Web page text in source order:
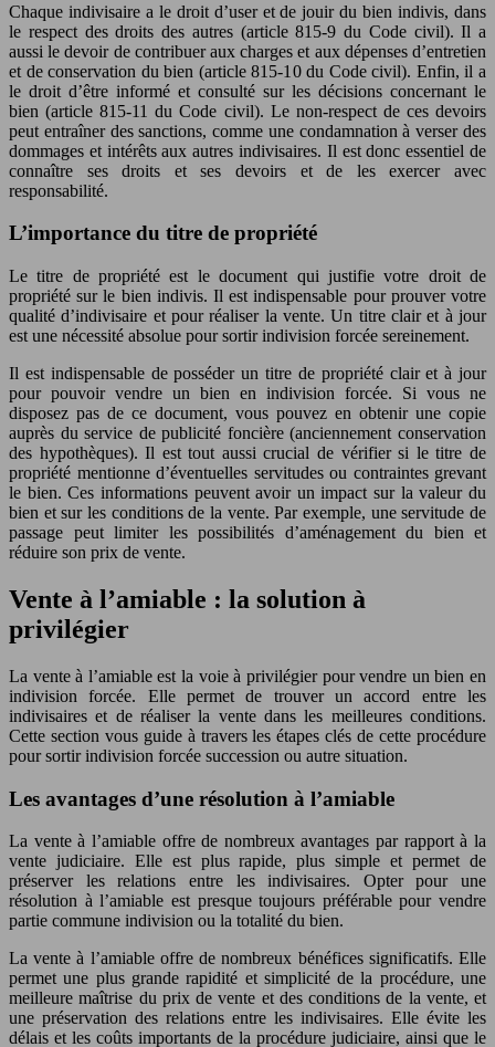
Chaque indivisaire a le droit d’user et de jouir du bien indivis, dans
le respect des droits des autres (article 815-9 du Code civil). Il a
aussi le devoir de contribuer aux charges et aux dépenses d’entretien
et de conservation du bien (article 815-10 du Code civil). Enfin, il a
le droit d’être informé et consulté sur les décisions concernant le
bien (article 815-11 du Code civil). Le non-respect de ces devoirs
peut entraîner des sanctions, comme une condamnation à verser des
dommages et intérêts aux autres indivisaires. Il est donc essentiel de
connaître ses droits et ses devoirs et de les exercer avec
responsabilité.
L’importance du titre de propriété
Le titre de propriété est le document qui justifie votre droit de
propriété sur le bien indivis. Il est indispensable pour prouver votre
qualité d’indivisaire et pour réaliser la vente. Un titre clair et à jour
est une nécessité absolue pour sortir indivision forcée sereinement.
Il est indispensable de posséder un titre de propriété clair et à jour
pour pouvoir vendre un bien en indivision forcée. Si vous ne
disposez pas de ce document, vous pouvez en obtenir une copie
auprès du service de publicité foncière (anciennement conservation
des hypothèques). Il est tout aussi crucial de vérifier si le titre de
propriété mentionne d’éventuelles servitudes ou contraintes grevant
le bien. Ces informations peuvent avoir un impact sur la valeur du
bien et sur les conditions de la vente. Par exemple, une servitude de
passage peut limiter les possibilités d’aménagement du bien et
réduire son prix de vente.
Vente à l’amiable : la solution à
privilégier
La vente à l’amiable est la voie à privilégier pour vendre un bien en
indivision forcée. Elle permet de trouver un accord entre les
indivisaires et de réaliser la vente dans les meilleures conditions.
Cette section vous guide à travers les étapes clés de cette procédure
pour sortir indivision forcée succession ou autre situation.
Les avantages d’une résolution à l’amiable
La vente à l’amiable offre de nombreux avantages par rapport à la
vente judiciaire. Elle est plus rapide, plus simple et permet de
préserver les relations entre les indivisaires. Opter pour une
résolution à l’amiable est presque toujours préférable pour vendre
partie commune indivision ou la totalité du bien.
La vente à l’amiable offre de nombreux bénéfices significatifs. Elle
permet une plus grande rapidité et simplicité de la procédure, une
meilleure maîtrise du prix de vente et des conditions de la vente, et
une préservation des relations entre les indivisaires. Elle évite les
délais et les coûts importants de la procédure judiciaire, ainsi que le